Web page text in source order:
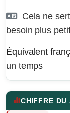
Cela ne
besoin plus
Équivalent
un temps
CHIFFRE DU